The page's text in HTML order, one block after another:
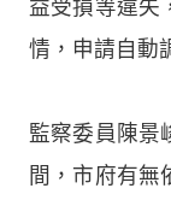
益受損等違失
情，申請自動
監察委員陳景
間，市府有無